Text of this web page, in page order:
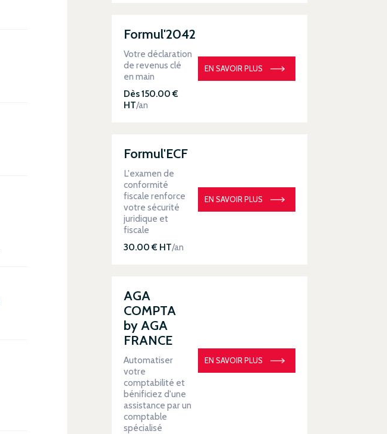
Formul'2042
Votre déclaration
de revenus clé
en main
Dès 150.00 €
HT/an
EN SAVOIR PLUS
Formul'ECF
L'examen de
conformité
fiscale renforce
votre sécurité
juridique et
fiscale
30.00 € HT/an
EN SAVOIR PLUS
AGA
COMPTA
by AGA
FRANCE
Automatiser
votre
comptabilité et
bénificiez d'une
assistance par un
comptable
spécialisé
EN SAVOIR PLUS